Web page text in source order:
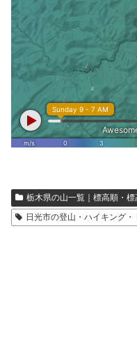
栃木県の山一覧｜標高順・
日光市の登山・ハイキング